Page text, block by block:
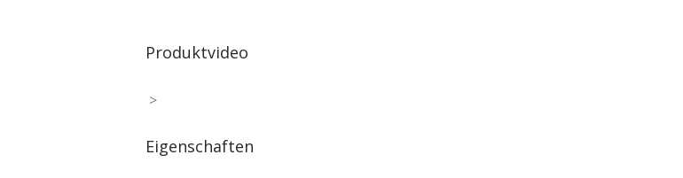
Produktvideo
>
Eigenschaften